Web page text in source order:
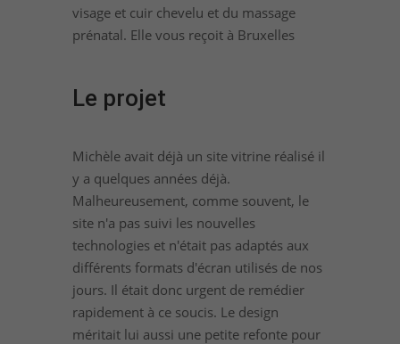
visage et cuir chevelu et du massage
prénatal. Elle vous reçoit à Bruxelles
Le projet
Michèle avait déjà un site vitrine réalisé il
y a quelques années déjà.
Malheureusement, comme souvent, le
site n'a pas suivi les nouvelles
technologies et n'était pas adaptés aux
différents formats d'écran utilisés de nos
jours. Il était donc urgent de remédier
rapidement à ce soucis. Le design
méritait lui aussi une petite refonte pour